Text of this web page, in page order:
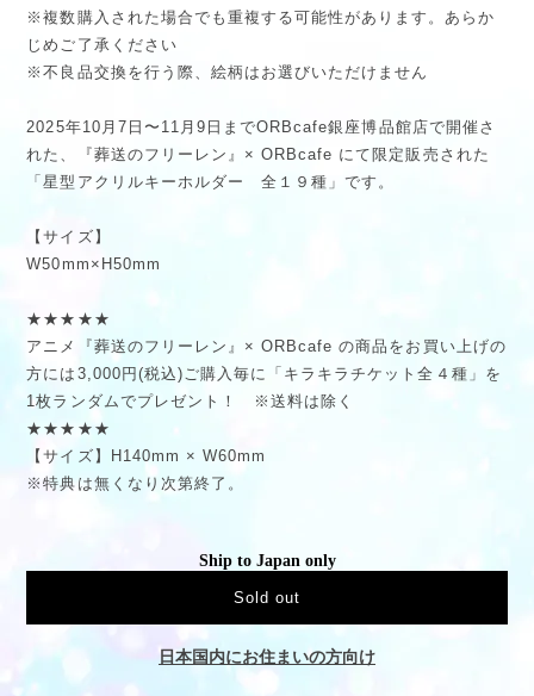
※複数購入された場合でも重複する可能性があります。あらか
じめご了承ください
※不良品交換を行う際、絵柄はお選びいただけません
2025年10月7日〜11月9日までORBcafe銀座博品館店で開催さ
れた、『葬送のフリーレン』× ORBcafe にて限定販売された
「星型アクリルキーホルダー 全１９種」です。
【サイズ】
W50mm×H50mm
★★★★★
アニメ『葬送のフリーレン』× ORBcafe の商品をお買い上げの
方には3,000円(税込)ご購入毎に「キラキラチケット全４種」を
1枚ランダムでプレゼント！ ※送料は除く
★★★★★
【サイズ】H140mm × W60mm
※特典は無くなり次第終了。
Ship to Japan only
Sold out
日本国内にお住まいの方向け